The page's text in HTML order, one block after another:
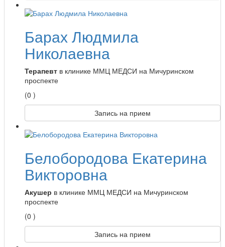
Барах Людмила
Николаевна
Терапевт в клинике ММЦ МЕДСИ на Мичуринском
проспекте
(0 )
Запись на прием
Белобородова Екатерина
Викторовна
Акушер в клинике ММЦ МЕДСИ на Мичуринском
проспекте
(0 )
Запись на прием